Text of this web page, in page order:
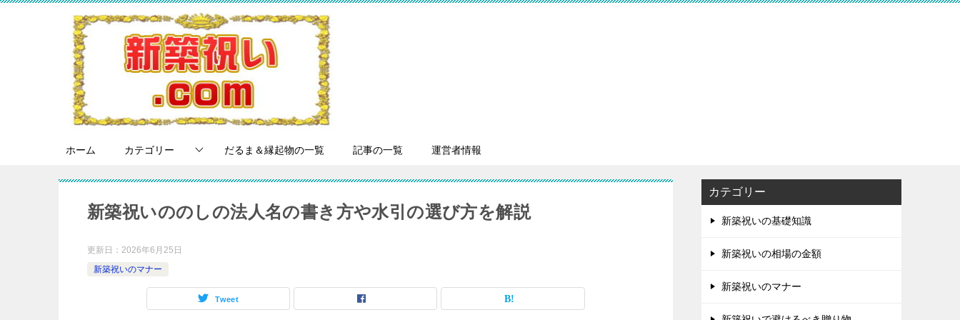
ホーム カテゴリー だるま＆縁起物の一覧 記事の一覧 運営者情報
新築祝いののしの法人名の書き方や水引の選び方を解説
更新日： 2026年6月25日
新築祝いのマナー
Tweet
カテゴリー
新築祝いの基礎知識
新築祝いの相場の金額
新築祝いのマナー